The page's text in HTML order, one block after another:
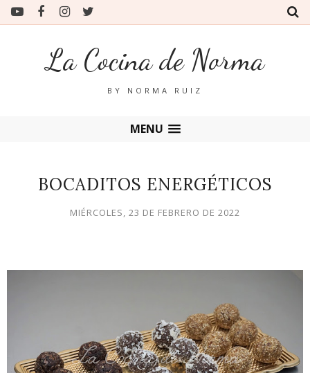
La Cocina de Norma
BY NORMA RUIZ
MENU
BOCADITOS ENERGÉTICOS
MIÉRCOLES, 23 DE FEBRERO DE 2022